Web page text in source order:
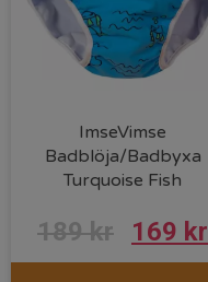
ImseVimse
Badblöja/Badbyxa
Turquoise Fish
189kr 169 kr